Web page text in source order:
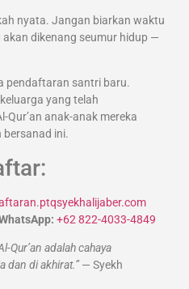
nyata. Jangan biarkan waktu
dikenang seumur hidup —
pendaftaran santri baru.
yang telah
Qur’an anak-anak mereka
bersanad ini.
+62 822-4033-4849
Qur’an adalah cahaya
dan di akhirat.”— Syekh